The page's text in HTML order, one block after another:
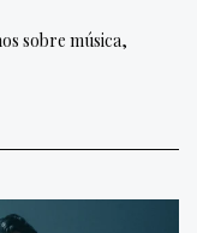
sobre música,